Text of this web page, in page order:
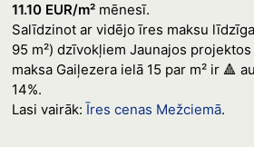
11.10 EUR/m²mēnesī.
Salīdzinot ar vidējo īres maksu
95 m²) dzīvokļiem Jaunajos
maksa Gaiļezera ielā 15 par m² ir 🔺
14%.
Lasi vairāk:Īres cenas Mežciemā.